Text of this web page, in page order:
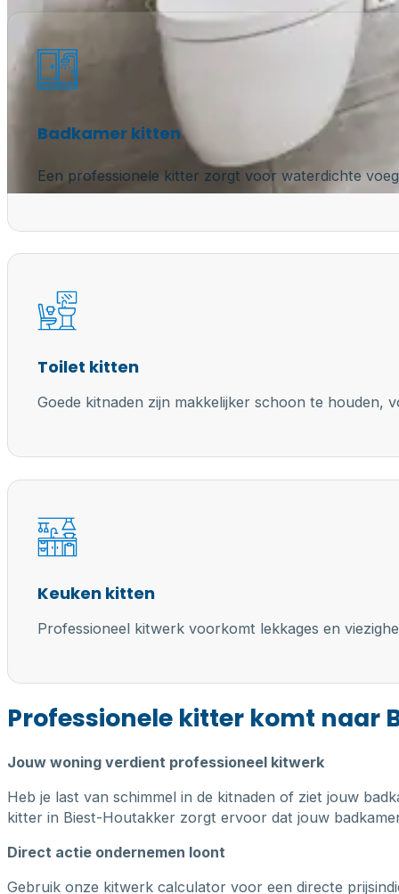
Badkamer kitten
Een professionele kitter zorgt voor waterdichte
Toilet kitten
Goede kitnaden zijn makkelijker schoon te houden,
Keuken kitten
Professioneel kitwerk voorkomt lekkages en
Professionele kitter komt naar
Jouw woning verdient professioneel kitwerk
Heb je last van schimmel in de kitnaden of ziet jouw
kitter in Biest-Houtakker zorgt ervoor dat jouw
Direct actie ondernemen loont
Gebruik onze kitwerk calculator voor een directe